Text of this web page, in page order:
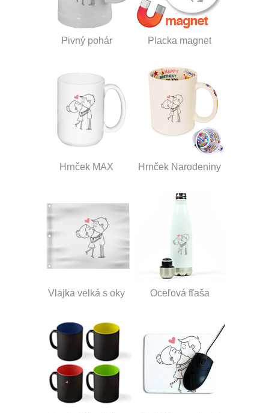
Pivný pohár Placka magnet
Hrnček MAX Hrnček Narodeniny
Vlajka velká s oky Oceľová fľaša